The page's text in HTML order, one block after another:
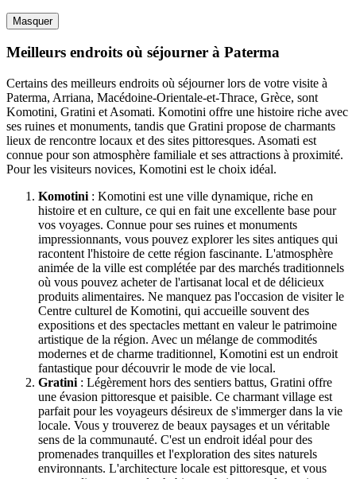
Masquer
Meilleurs endroits où séjourner à Paterma
Certains des meilleurs endroits où séjourner lors de votre visite à
Paterma, Arriana, Macédoine-Orientale-et-Thrace, Grèce, sont
Komotini, Gratini et Asomati. Komotini offre une histoire riche avec
ses ruines et monuments, tandis que Gratini propose de charmants
lieux de rencontre locaux et des sites pittoresques. Asomati est
connue pour son atmosphère familiale et ses attractions à proximité.
Pour les visiteurs novices, Komotini est le choix idéal.
Komotini : Komotini est une ville dynamique, riche en
histoire et en culture, ce qui en fait une excellente base pour
vos voyages. Connue pour ses ruines et monuments
impressionnants, vous pouvez explorer les sites antiques qui
racontent l'histoire de cette région fascinante. L'atmosphère
animée de la ville est complétée par des marchés traditionnels
où vous pouvez acheter de l'artisanat local et de délicieux
produits alimentaires. Ne manquez pas l'occasion de visiter le
Centre culturel de Komotini, qui accueille souvent des
expositions et des spectacles mettant en valeur le patrimoine
artistique de la région. Avec un mélange de commodités
modernes et de charme traditionnel, Komotini est un endroit
fantastique pour découvrir le mode de vie local.
Gratini : Légèrement hors des sentiers battus, Gratini offre
une évasion pittoresque et paisible. Ce charmant village est
parfait pour les voyageurs désireux de s'immerger dans la vie
locale. Vous y trouverez de beaux paysages et un véritable
sens de la communauté. C'est un endroit idéal pour des
promenades tranquilles et l'exploration des sites naturels
environnants. L'architecture locale est pittoresque, et vous